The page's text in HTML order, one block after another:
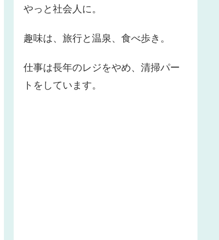
やっと社会人に。
趣味は、旅行と温泉、食べ歩き。
仕事は長年のレジをやめ、清掃パー
トをしています。